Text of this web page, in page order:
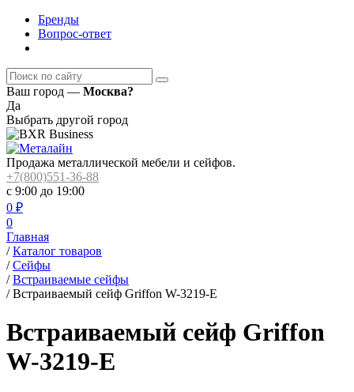
Бренды
Вопрос-ответ
Ваш город — Москва?
Да
Выбрать другой город
Продажа металлической мебели и сейфов.
+7(800)551-36-88
с 9:00 до 19:00
0 ₽
0
Главная
/ Каталог товаров
/ Сейфы
/ Встраиваемые сейфы
/ Встраиваемый сейф Griffon W-3219-E
Встраиваемый сейф Griffon
W-3219-E